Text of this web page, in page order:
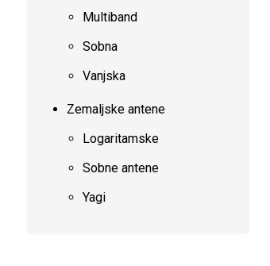
Multiband
Sobna
Vanjska
Zemaljske antene
Logaritamske
Sobne antene
Yagi